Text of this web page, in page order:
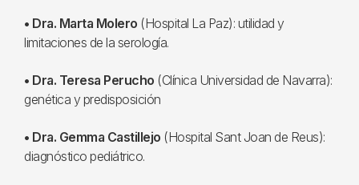
• Dra. Marta Molero (Hospital La Paz): utilidad y
limitaciones de la serología.
• Dra. Teresa Perucho (Clínica Universidad de Navarra):
genética y predisposición
• Dra. Gemma Castillejo (Hospital Sant Joan de Reus):
diagnóstico pediátrico.